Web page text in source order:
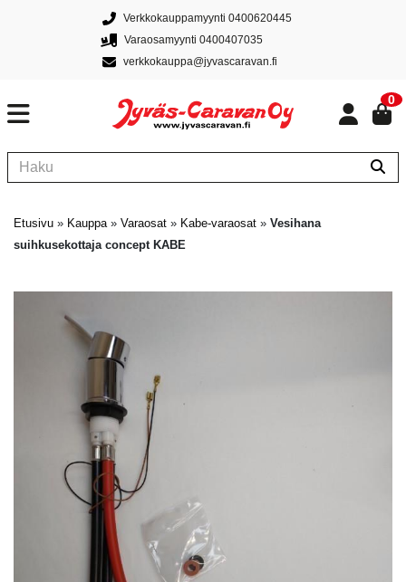
Verkkokauppamyynti 0400620445
Varaosamyynti 0400407035
verkkokauppa@jyvascaravan.fi
0
Etusivu » Kauppa» Varaosat » Kabe-varaosat » Vesihana
suihkusekottaja concept KABE